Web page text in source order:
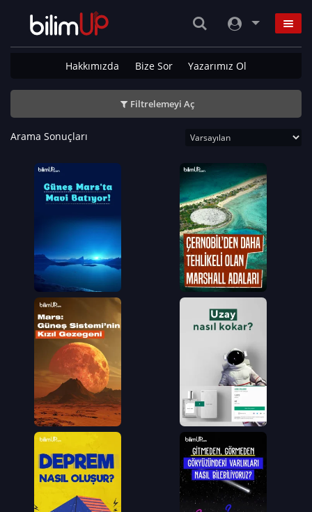
Hakkımızda Bize Sor Yazarımız Ol
Filtrelemeyi Aç
Arama Sonuçları